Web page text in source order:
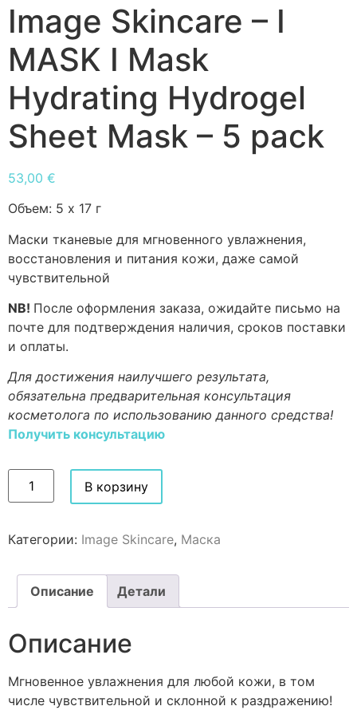
Image Skincare – I
MASK I Mask
Hydrating Hydrogel
Sheet Mask – 5 pack
53,00 €
Объем: 5 х 17 г
Маски тканевые для мгновенного увлажнения,
восстановления и питания кожи, даже самой
чувствительной
NB! После оформления заказа, ожидайте письмо на
почте для подтверждения наличия, сроков поставки
и оплаты.
Для достижения наилучшего результата,
обязательна предварительная консультация
косметолога по использованию данного средства!
Получить консультацию
В корзину
Категории: Image Skincare, Маска
Описание Детали
Описание
Мгновенное увлажнения для любой кожи, в том
числе чувствительной и склонной к раздражению!